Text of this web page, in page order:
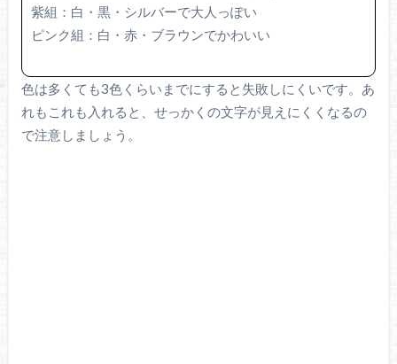
紫組：白・黒・シルバーで大人っぽい
ピンク組：白・赤・ブラウンでかわいい
色は多くても3色くらいまでにすると失敗しにくいです。あ
れもこれも入れると、せっかくの文字が見えにくくなるの
で注意しましょう。